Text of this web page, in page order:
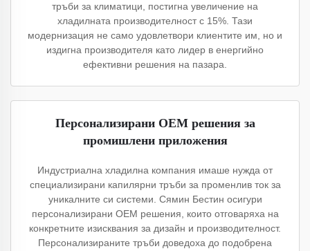
тръби за климатици, постигна увеличение на
хладилната производителност с 15%. Тази
модернизация не само удовлетвори клиентите им, но и
издигна производителя като лидер в енергийно
ефективни решения на пазара.
Персонализирани OEM решения за
промишлени приложения
Индустриална хладилна компания имаше нужда от
специализирани капилярни тръби за променлив ток за
уникалните си системи. Сямин Бестин осигури
персонализирани OEM решения, които отговаряха на
конкретните изисквания за дизайн и производителност.
Персонализираните тръби доведоха до подобрена